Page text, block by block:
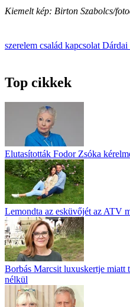
Kiemelt kép: Birton Szabolcs/
szerelem család kapcsolat Dárdai
Top cikkek
Elutasították Fodor Zsóka
Lemondta az esküvőjét az ATV
Borbás Marcsit luxuskertje miatt
nélkül